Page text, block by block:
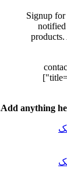
Signup for
notified
Add anything